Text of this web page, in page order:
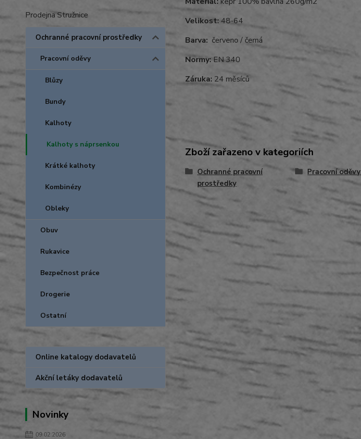
Prodejna Stružnice
Ochranné pracovní prostředky
Pracovní oděvy
Blůzy
Bundy
Kalhoty
Kalhoty s náprsenkou
Krátké kalhoty
Kombinézy
Obleky
Obuv
Rukavice
Bezpečnost práce
Drogerie
Ostatní
Online katalogy dodavatelů
Akční letáky dodavatelů
Novinky
09.02.2026
Velikost: 48-64
Barva: červeno / černá
Normy: EN 340
Záruka: 24 měsíců
Zboží zařazeno v kategoriích
Ochranné pracovní
prostředky
Pracovní oděvy